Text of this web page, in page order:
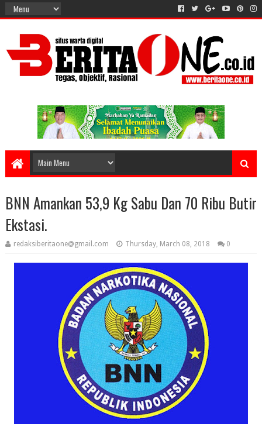
BNN Amankan 53,9 Kg Sabu Dan 70 Ribu Butir
Ekstasi.
redaksiberitaone@gmail.com Thursday, March 08, 2018 0